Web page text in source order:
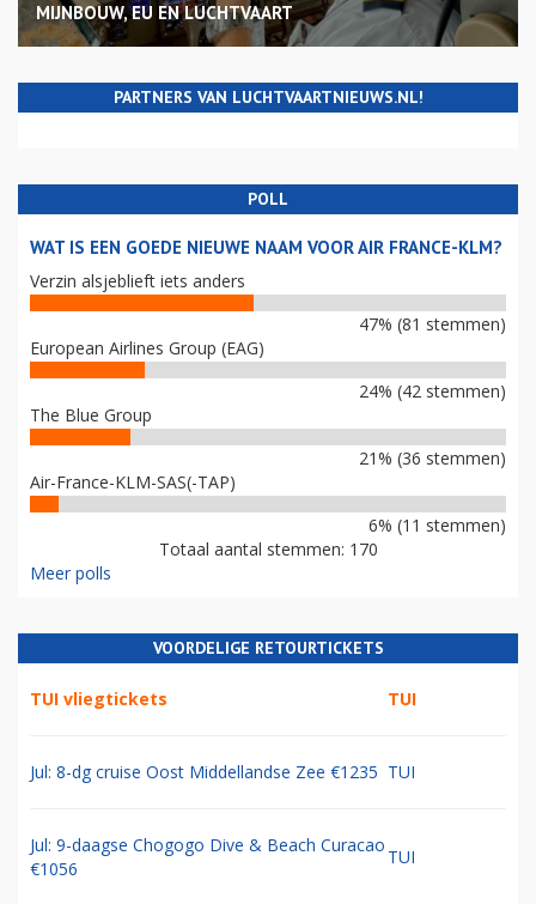
MIJNBOUW, EU EN LUCHTVAART
PARTNERS VAN LUCHTVAARTNIEUWS.NL!
POLL
WAT IS EEN GOEDE NIEUWE NAAM VOOR AIR FRANCE-KLM?
Verzin alsjeblieft iets anders
47% (81 stemmen)
European Airlines Group (EAG)
24% (42 stemmen)
The Blue Group
21% (36 stemmen)
Air-France-KLM-SAS(-TAP)
6% (11 stemmen)
Totaal aantal stemmen: 170
Meer polls
VOORDELIGE RETOURTICKETS
TUI vliegtickets TUI
Jul: 8-dg cruise Oost Middellandse Zee €1235 TUI
Jul: 9-daagse Chogogo Dive & Beach Curacao
€1056
TUI